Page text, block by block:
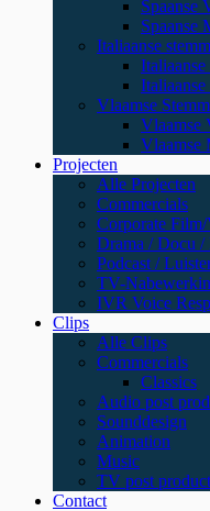
Spaanse
Spaanse
Italiaanse
Italiaanse
Vlaamse
Vlaamse
Vlaamse
Projecten
Alle Projecten
Commercials
Corporate
Drama / Docu /
Podcast /
TV-
IVR Voice
Clips
Alle Clips
Commercials
Classics
Audio post
Sounddesign
Animation
Music
TV post
Contact